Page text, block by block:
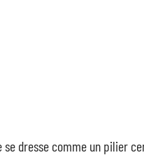
se dresse comme un pilier